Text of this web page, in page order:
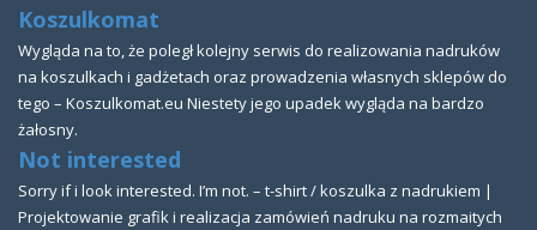
Koszulkomat
Wygląda na to, że poległ kolejny serwis do realizowania nadruków
na koszulkach i gadżetach oraz prowadzenia własnych sklepów do
tego – Koszulkomat.eu Niestety jego upadek wygląda na bardzo
żałosny.
Not interested
Sorry if i look interested. I’m not. – t-shirt / koszulka z nadrukiem |
Projektowanie grafik i realizacja zamówień nadruku na rozmaitych